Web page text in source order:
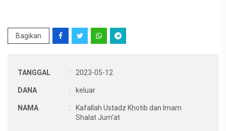
Bagikan
TANGGAL : 2023-05-12
DANA : keluar
NAMA :
Kafallah Ustadz Khotib dan Imam
Shalat Jum’at